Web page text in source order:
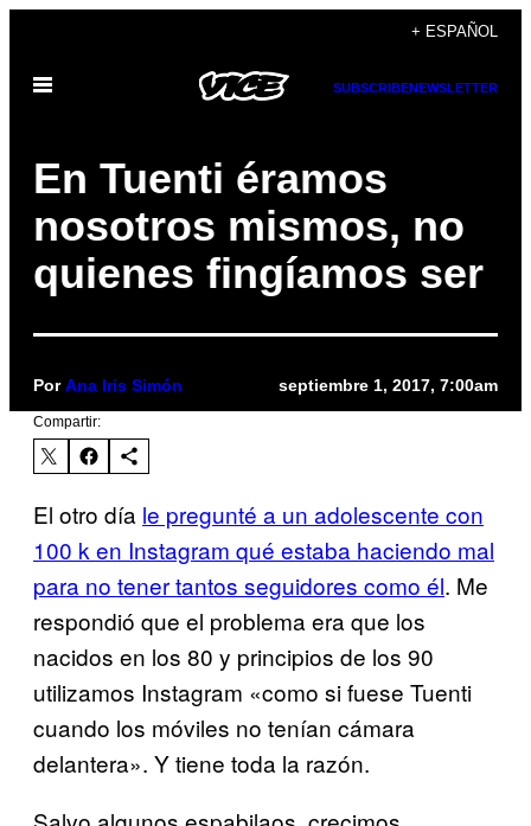
contenido
+ ESPAÑOL
Abrir
SUBSCRIBENEWSLETTER
En Tuenti éramos
nosotros mismos, no
quienes fingíamos ser
PorAna Iris Simón septiembre 1, 2017, 7:00am
Compartir:
El otro día le pregunté a un adolescente con
100 k en Instagram qué estaba haciendo mal
para no tener tantos seguidores como él. Me
respondió que el problema era que los
nacidos en los 80 y principios de los 90
utilizamos Instagram «como si fuese Tuenti
cuando los móviles no tenían cámara
delantera». Y tiene toda la razón.